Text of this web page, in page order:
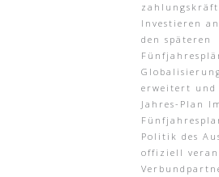
Investieren
den späteren
erweitert
Jahres-Plan
Politik des
offiziell